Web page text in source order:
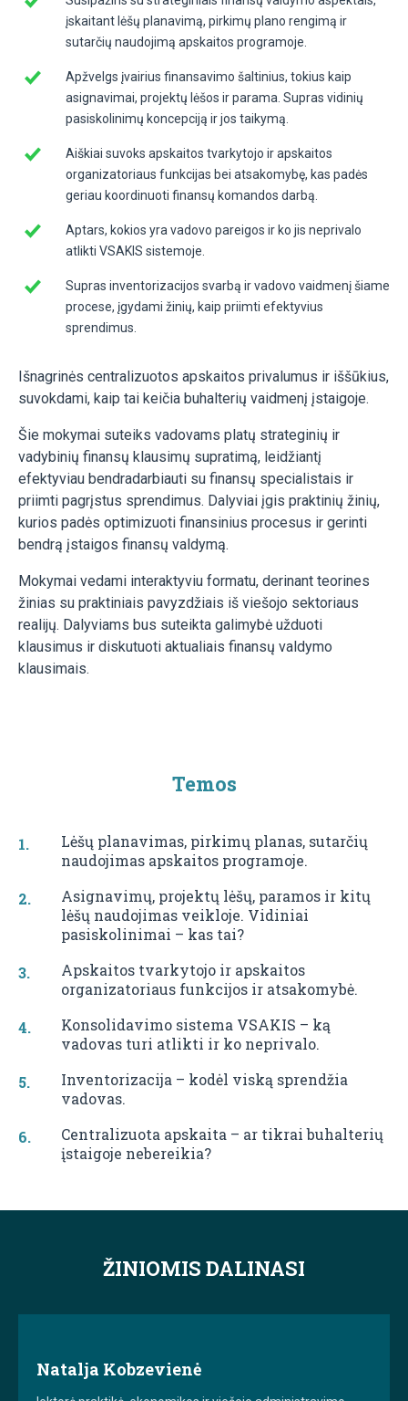
įskaitant lėšų planavimą, pirkimų plano rengimą ir
sutarčių naudojimą apskaitos programoje.
Apžvelgs įvairius finansavimo šaltinius, tokius kaip
asignavimai, projektų lėšos ir parama. Supras vidinių
pasiskolinimų koncepciją ir jos taikymą.
Aiškiai suvoks apskaitos tvarkytojo ir apskaitos
organizatoriaus funkcijas bei atsakomybę, kas padės
geriau koordinuoti finansų komandos darbą.
Aptars, kokios yra vadovo pareigos ir ko jis neprivalo
atlikti VSAKIS sistemoje.
Supras inventorizacijos svarbą ir vadovo vaidmenį šiame
procese, įgydami žinių, kaip priimti efektyvius
sprendimus.
Išnagrinės centralizuotos apskaitos privalumus ir iššūkius,
suvokdami, kaip tai keičia buhalterių vaidmenį įstaigoje.
Šie mokymai suteiks vadovams platų strateginių ir
vadybinių finansų klausimų supratimą, leidžiantį
efektyviau bendradarbiauti su finansų specialistais ir
priimti pagrįstus sprendimus. Dalyviai įgis praktinių žinių,
kurios padės optimizuoti finansinius procesus ir gerinti
bendrą įstaigos finansų valdymą.
Mokymai vedami interaktyviu formatu, derinant teorines
žinias su praktiniais pavyzdžiais iš viešojo sektoriaus
realijų. Dalyviams bus suteikta galimybė užduoti
klausimus ir diskutuoti aktualiais finansų valdymo
klausimais.
Temos
Lėšų planavimas, pirkimų planas, sutarčių
naudojimas apskaitos programoje.
Asignavimų, projektų lėšų, paramos ir kitų
lėšų naudojimas veikloje. Vidiniai
pasiskolinimai – kas tai?
Apskaitos tvarkytojo ir apskaitos
organizatoriaus funkcijos ir atsakomybė.
Konsolidavimo sistema VSAKIS – ką
vadovas turi atlikti ir ko neprivalo.
Inventorizacija – kodėl viską sprendžia
vadovas.
Centralizuota apskaita – ar tikrai buhalterių
įstaigoje nebereikia?
ŽINIOMIS DALINASI
Natalja Kobzevienė